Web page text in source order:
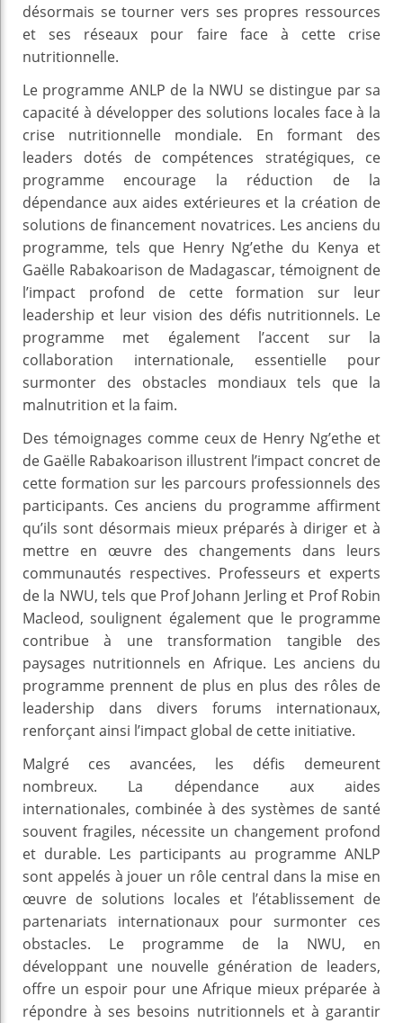
désormais se tourner vers ses propres ressources
et ses réseaux pour faire face à cette crise
nutritionnelle.
Le programme ANLP de la NWU se distingue par sa
capacité à développer des solutions locales face à la
crise nutritionnelle mondiale. En formant des
leaders dotés de compétences stratégiques, ce
programme encourage la réduction de la
dépendance aux aides extérieures et la création de
solutions de financement novatrices. Les anciens du
programme, tels que Henry Ng’ethe du Kenya et
Gaëlle Rabakoarison de Madagascar, témoignent de
l’impact profond de cette formation sur leur
leadership et leur vision des défis nutritionnels. Le
programme met également l’accent sur la
collaboration internationale, essentielle pour
surmonter des obstacles mondiaux tels que la
malnutrition et la faim.
Des témoignages comme ceux de Henry Ng’ethe et
de Gaëlle Rabakoarison illustrent l’impact concret de
cette formation sur les parcours professionnels des
participants. Ces anciens du programme affirment
qu’ils sont désormais mieux préparés à diriger et à
mettre en œuvre des changements dans leurs
communautés respectives. Professeurs et experts
de la NWU, tels que Prof Johann Jerling et Prof Robin
Macleod, soulignent également que le programme
contribue à une transformation tangible des
paysages nutritionnels en Afrique. Les anciens du
programme prennent de plus en plus des rôles de
leadership dans divers forums internationaux,
renforçant ainsi l’impact global de cette initiative.
Malgré ces avancées, les défis demeurent
nombreux. La dépendance aux aides
internationales, combinée à des systèmes de santé
souvent fragiles, nécessite un changement profond
et durable. Les participants au programme ANLP
sont appelés à jouer un rôle central dans la mise en
œuvre de solutions locales et l’établissement de
partenariats internationaux pour surmonter ces
obstacles. Le programme de la NWU, en
développant une nouvelle génération de leaders,
offre un espoir pour une Afrique mieux préparée à
répondre à ses besoins nutritionnels et à garantir